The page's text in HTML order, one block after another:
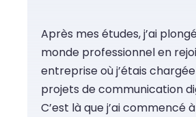
Après mes études, j’ai
monde professionnel en
entreprise où j’étais
projets de communication
C’est là que j’ai commencé à